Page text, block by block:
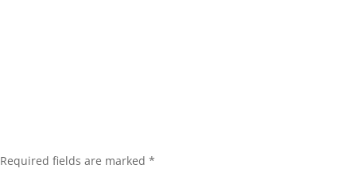
Required fields are marked*